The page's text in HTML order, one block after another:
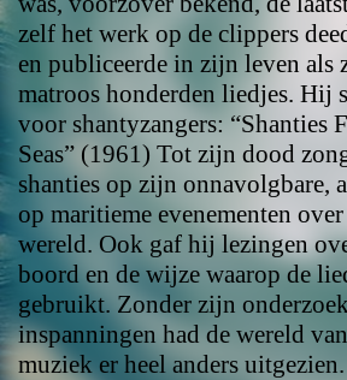
zelf het werk op de clippers
en publiceerde in zijn leven als
matroos honderden liedjes. Hij
voor shantyzangers: “Shanties
Seas” (1961) Tot zijn dood
shanties op zijn onnavolgbare,
op maritieme evenementen
wereld. Ook gaf hij lezingen
boord en de wijze waarop de
gebruikt. Zonder zijn
inspanningen had de wereld
muziek er heel anders uitgezien.